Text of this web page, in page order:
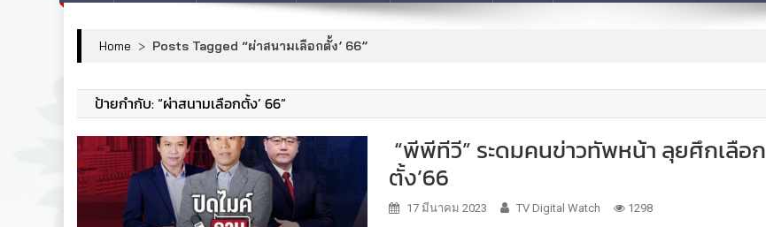
Home > Posts Tagged “ผ่าสนามเลือกตั้ง’ 66”
ป้ายกำกับ:“ผ่าสนามเลือกตั้ง’ 66”
“พีพีทีวี” ระดมคนข่าวทัพหน้า ลุยศึกเลือก
ตั้ง’66
17 มีนาคม 2023 TV Digital Watch 1298